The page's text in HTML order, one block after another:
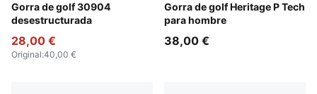
Gorra de golf 30904
desestructurada
Luso Green
28,00 €
Original:40,00 €
Gorra de golf Heritage P Tech
para hombre
White Glow-Platino Gray
38,00 €